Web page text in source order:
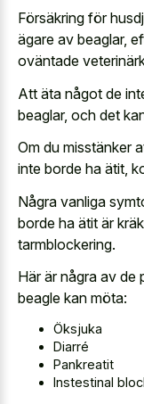
Försäkring för
ägare av beaglar,
oväntade
Att äta något de
beaglar, och det
Om du misstänker
inte borde ha ätit,
Några vanliga
borde ha ätit är
tarmblockering.
Här är några av de
beagle kan möta:
Öksjuka
Diarré
Pankreatit
Instestinal